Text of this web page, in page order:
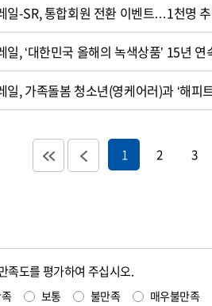
일-SR, 통합회원 전환 이벤트…1천명
일, ‘대한민국 올해의 녹색상품’ 15년 연
일, 가족돌봄 청소년(영케어러)과 ‘해피
1 2 3
족도를 평가하여 주십시오.
보통 불만족 매우불만족